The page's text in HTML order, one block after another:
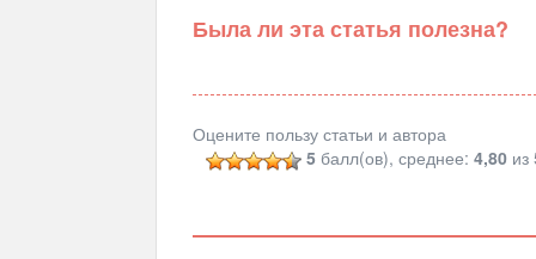
Была ли эта статья полезна?
Оцените пользу статьи и автора
5 балл(ов), среднее:4,80 из